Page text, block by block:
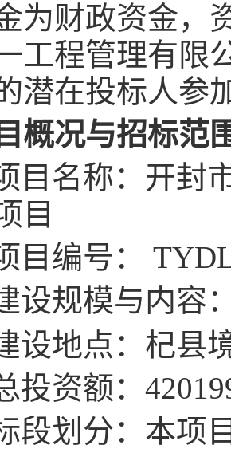
为财政资金，
工程管理有限
潜在投标人参
概况与招标范
目名称：开封
目
目编号：
设规模与内容
设地点： 杞县
投资额：
段划分： 本项